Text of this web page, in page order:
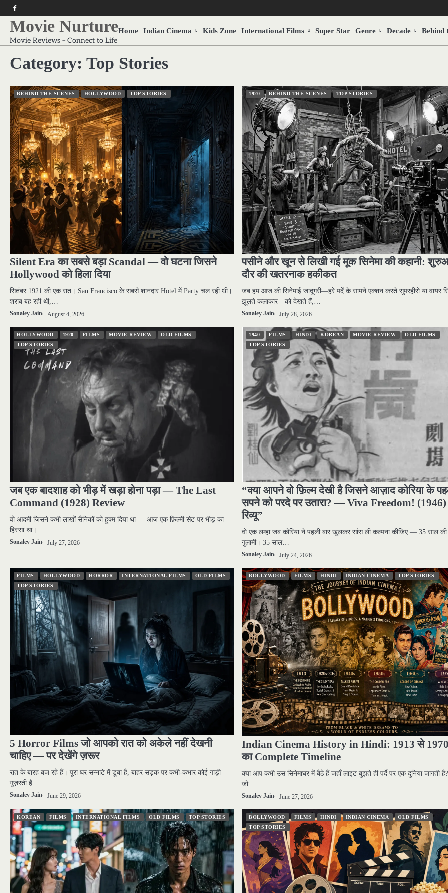
Skip
to
content
f twitterpinterest
Movie Nurture
Movie Reviews – Connect to Life
Home Indian Cinema Kids Zone International Films Super Star Genre Decade Behind
Category: Top Stories
BEHIND THE SCENES HOLLYWOOD TOP STORIES
Silent Era का सबसे बड़ा Scandal — वो घटना जिसने
Hollywood को हिला दिया
सितंबर 1921 की एक रात। San Francisco के सबसे शानदार Hotel में Party चल रही थी।
शराब बह रही थी,…
Sonaley Jain August 4, 2026
1920 BEHIND THE SCENES TOP STORIES
पसीने और खून से लिखी गई मूक सिनेमा की कहानी:
दौर की खतरनाक हकीकत
जब हम आज की सिनेमाई जादूगरी—हरे पर्दे के सामने एक्शन करते सुपरहीरो या वायर
झूलते कलाकार—को देखते हैं,…
Sonaley Jain July 28, 2026
HOLLYWOOD 1920 FILMS MOVIE REVIEW
OLD FILMS
TOP STORIES
जब एक बादशाह को भीड़ में खड़ा होना पड़ा — The Last
Command (1928) Review
वो आदमी जिसने कभी लाखों सैनिकों को हुक्म दिया था — आज एक फ़िल्मी सेट पर भीड़ का
हिस्सा था।…
Sonaley Jain July 27, 2026
1940 FILMS HINDI KOREAN MOVIE REVIEW
OLD FILMS
TOP STORIES
“क्या आपने वो फ़िल्म देखी है जिसने आज़ाद कोरिया के
सपने को परदे पर उतारा? — Viva Freedom! (1946)
रिव्यू”
वो एक लम्हा जब कोरिया ने पहली बार खुलकर सांस ली कल्पना कीजिए — 35 साल की
गुलामी। 35 साल…
Sonaley Jain July 24, 2026
FILMS HOLLYWOOD HORROR INTERNATIONAL FILMS
OLD FILMS
TOP STORIES
5 Horror Films जो आपको रात को अकेले नहीं देखनी
चाहिए — पर देखेंगे ज़रूर
रात के बारह बज रहे हैं। पूरा घर सन्नाटे में डूबा है, बाहर सड़क पर कभी-कभार कोई गाड़ी
गुज़रती है…
Sonaley Jain June 29, 2026
BOLLYWOOD FILMS HINDI INDIAN CINEMA TOP STORIES
Indian Cinema History in Hindi: 1913 से
का Complete Timeline
क्या आप कभी उस सिनेमाघर में बैठे हैं जहाँ लाइट बुझते ही पर्दे पर एक दुनिया जागती
जो…
Sonaley Jain June 27, 2026
KOREAN FILMS INTERNATIONAL FILMS OLD FILMS TOP STORIES BOLLYWOOD FILMS HINDI INDIAN CINEMA
OLD FILMS
TOP STORIES